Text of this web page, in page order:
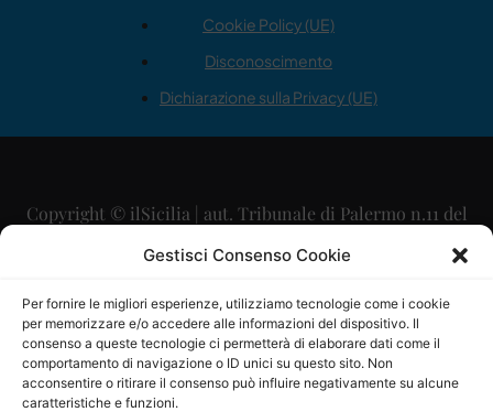
Gestisci Consenso Cookie
Per fornire le migliori esperienze, utilizziamo tecnologie come i cookie
per memorizzare e/o accedere alle informazioni del dispositivo. Il
consenso a queste tecnologie ci permetterà di elaborare dati come il
comportamento di navigazione o ID unici su questo sito. Non
acconsentire o ritirare il consenso può influire negativamente su alcune
caratteristiche e funzioni.
Cookie Policy (UE)
Disconoscimento
Dichiarazione sulla Privacy (UE)
Copyright © ilSicilia | aut. Tribunale di Palermo n.11 del
29/09/2015
Direttore Editoriale: Maurizio Scaglione
Direttore Responsabile: Maria Calabrese